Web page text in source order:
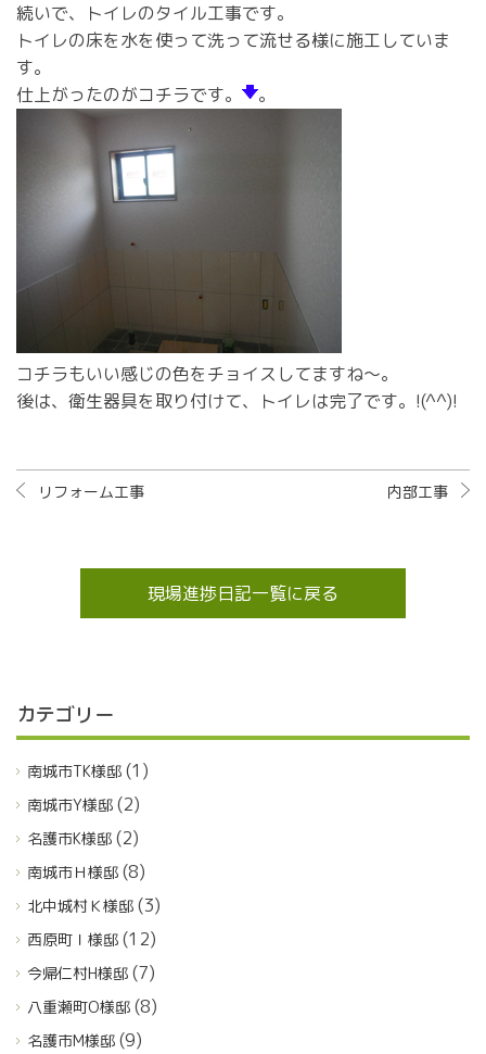
続いで、トイレのタイル工事です。
トイレの床を水を使って洗って流せる様に施工していま
す。
仕上がったのがコチラです。
。
コチラもいい感じの色をチョイスしてますね～。
後は、衛生器具を取り付けて、トイレは完了です。!(^^)!
リフォーム工事 内部工事
現場進捗日記一覧に戻る
カテゴリー
南城市TK様邸 (1)
南城市Y様邸 (2)
名護市K様邸 (2)
南城市Ｈ様邸 (8)
北中城村Ｋ様邸 (3)
西原町Ｉ様邸 (12)
今帰仁村H様邸 (7)
八重瀬町O様邸 (8)
名護市M様邸 (9)